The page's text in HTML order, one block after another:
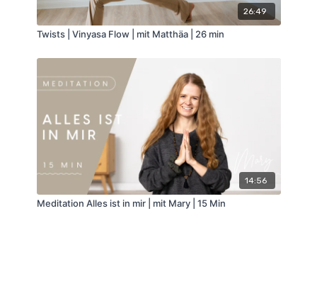
26:49
Twists | Vinyasa Flow | mit Matthäa | 26 min
14:56
Meditation Alles ist in mir | mit Mary | 15 Min